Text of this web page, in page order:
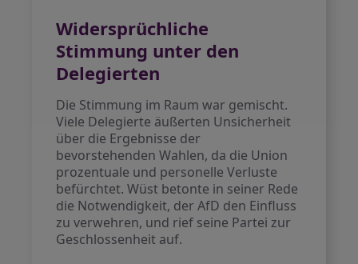
Widersprüchliche
Stimmung unter den
Delegierten
Die Stimmung im Raum war gemischt.
Viele Delegierte äußerten Unsicherheit
über die Ergebnisse der
bevorstehenden Wahlen, da die Union
prozentuale und personelle Verluste
befürchtet. Wüst betonte in seiner Rede
die Notwendigkeit, der AfD den Einfluss
zu verwehren, und rief seine Partei zur
Geschlossenheit auf.